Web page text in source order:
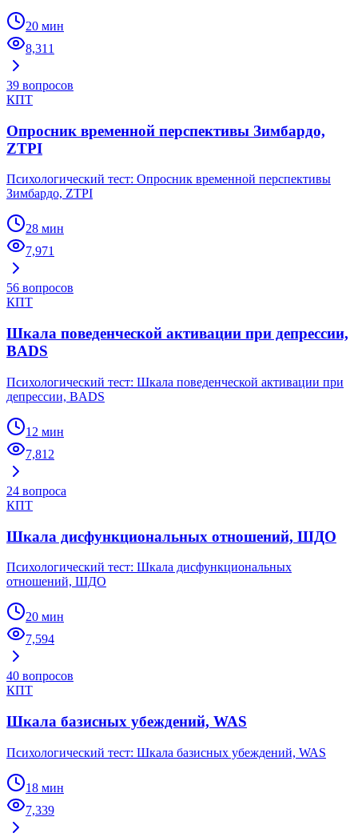
20 мин
8,311
39 вопросов
КПТ
Опросник временной перспективы Зимбардо,
ZTPI
Психологический тест: Опросник временной перспективы
Зимбардо, ZTPI
28 мин
7,971
56 вопросов
КПТ
Шкала поведенческой активации при депрессии,
BADS
Психологический тест: Шкала поведенческой активации при
депрессии, BADS
12 мин
7,812
24 вопроса
КПТ
Шкала дисфункциональных отношений, ШДО
Психологический тест: Шкала дисфункциональных
отношений, ШДО
20 мин
7,594
40 вопросов
КПТ
Шкала базисных убеждений, WAS
Психологический тест: Шкала базисных убеждений, WAS
18 мин
7,339